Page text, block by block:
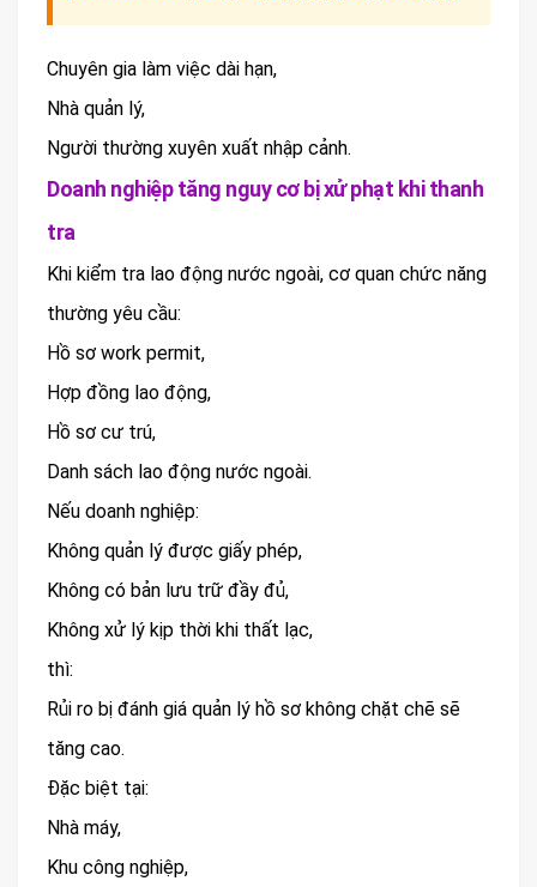
Chuyên gia làm việc dài hạn,
Nhà quản lý,
Người thường xuyên xuất nhập cảnh.
Doanh nghiệp tăng nguy cơ bị xử phạt khi thanh
tra
Khi kiểm tra lao động nước ngoài, cơ quan chức năng
thường yêu cầu:
Hồ sơ work permit,
Hợp đồng lao động,
Hồ sơ cư trú,
Danh sách lao động nước ngoài.
Nếu doanh nghiệp:
Không quản lý được giấy phép,
Không có bản lưu trữ đầy đủ,
Không xử lý kịp thời khi thất lạc,
thì:
Rủi ro bị đánh giá quản lý hồ sơ không chặt chẽ sẽ
tăng cao.
Đặc biệt tại:
Nhà máy,
Khu công nghiệp,